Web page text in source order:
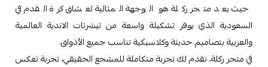
حيث يعد متجر ركلة هو الوجهة المثالية لعشاق كرة القدم في
السعودية الذي يوفر تشكيلة واسعة من تيشرتات الاندية العالمية
والعربية بتصاميم حديثة وكلاسيكية تناسب جميع الأذواق.
في متجر ركلة، نقدم لك تجربة متكاملة للمشجع الحقيقي، تجربة تعكس